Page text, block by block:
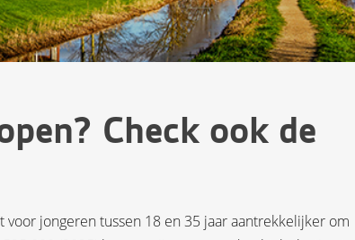
Check ook de
jongeren tussen 18 en 35 jaar aantrekkelijker om